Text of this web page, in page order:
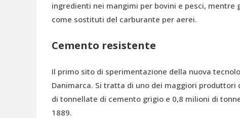
ingredienti nei mangimi per bovini e pesci,
come sostituti del carburante per aerei.
Cemento resistente
Il primo sito di sperimentazione della nuova
Danimarca. Si tratta di uno dei maggiori produttori
di tonnellate di cemento grigio e 0,8 milioni di
1889.